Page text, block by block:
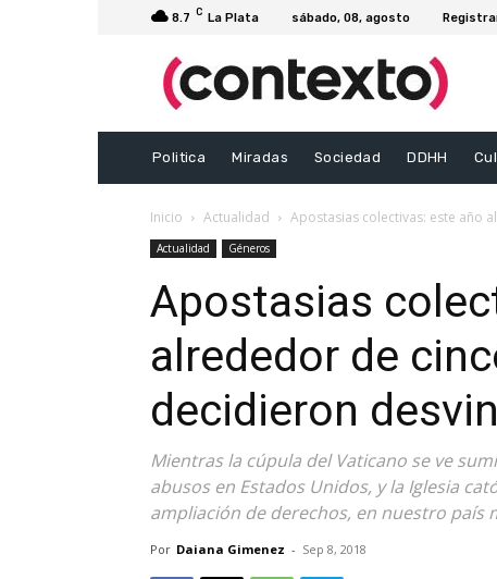
8.7 C La Plata sábado, 08, agosto
Politica Miradas Sociedad DDHH
Inicio Actualidad Apostasias colectivas: este año
Actualidad Géneros
Apostasias
alrededor de
decidieron
Mientras la cúpula del Vaticano se ve
abusos en Estados Unidos, y la Iglesia
ampliación de derechos, en nuestro
Por Daiana Gimenez - Sep 8, 2018